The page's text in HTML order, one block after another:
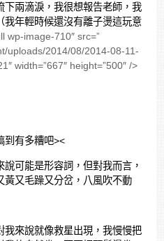
下兩滴淚，我很想報告老師，我
年輕時候還沒有離子燙這玩意
wp-image-710″ src=”
uploads/2014/08/2014-08-11-
width=”667″ height=”500″ />
到有多糟吧><
可能是形容詞，但對我而言，
黃又毛躁又分岔，八風吹不動
來說就像救星出現，我慢慢把